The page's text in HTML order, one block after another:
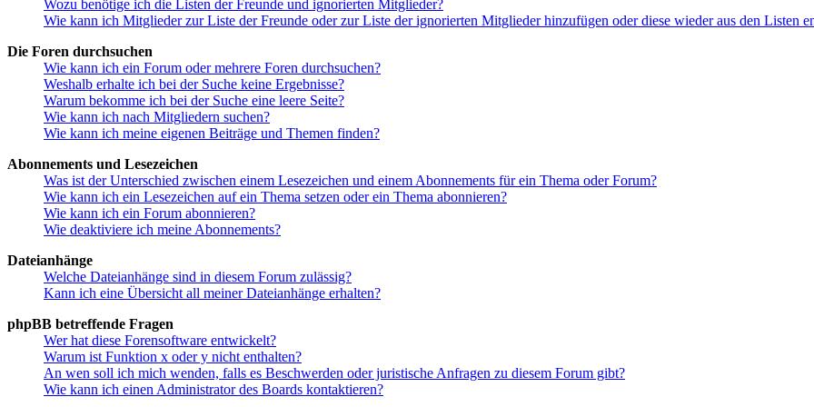
Wozu benötige ich die Listen der Freunde und ignorierten Mitglieder?
Wie kann ich Mitglieder zur Liste der Freunde oder zur Liste der ignorierten Mitglieder hinzufügen oder diese wieder aus den Listen
Die Foren durchsuchen
Wie kann ich ein Forum oder mehrere Foren durchsuchen?
Weshalb erhalte ich bei der Suche keine Ergebnisse?
Warum bekomme ich bei der Suche eine leere Seite?
Wie kann ich nach Mitgliedern suchen?
Wie kann ich meine eigenen Beiträge und Themen finden?
Abonnements und Lesezeichen
Was ist der Unterschied zwischen einem Lesezeichen und einem Abonnements für ein Thema oder Forum?
Wie kann ich ein Lesezeichen auf ein Thema setzen oder ein Thema abonnieren?
Wie kann ich ein Forum abonnieren?
Wie deaktiviere ich meine Abonnements?
Dateianhänge
Welche Dateianhänge sind in diesem Forum zulässig?
Kann ich eine Übersicht all meiner Dateianhänge erhalten?
phpBB betreffende Fragen
Wer hat diese Forensoftware entwickelt?
Warum ist Funktion x oder y nicht enthalten?
An wen soll ich mich wenden, falls es Beschwerden oder juristische Anfragen zu diesem Forum gibt?
Wie kann ich einen Administrator des Boards kontaktieren?